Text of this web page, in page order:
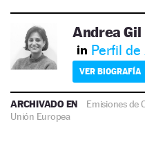
Andrea Gil
Perfil de
VER BIOGRAFÍA
ARCHIVADO EN Emisiones de
Unión Europea